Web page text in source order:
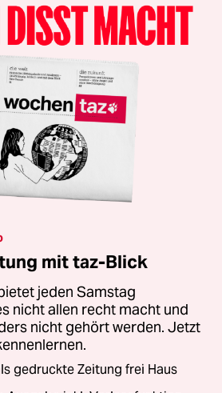
mit taz-Blick
jeden Samstag
nicht allen recht macht und
nicht gehört werden. Jetzt
gedruckte Zeitung frei Haus